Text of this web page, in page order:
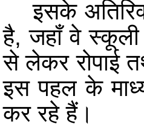
इसके
है, जहाँ वे स्कूली
से लेकर रोपाई
इस पहल के
कर रहे हैं।